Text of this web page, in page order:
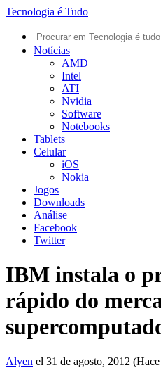
Tecnologia é Tudo
Notícias
AMD
Intel
ATI
Nvidia
Software
Notebooks
Tablets
Celular
iOS
Nokia
Jogos
Downloads
Análise
Facebook
Twitter
IBM instala o
rápido do
Alyen el 31 de agosto, 2012